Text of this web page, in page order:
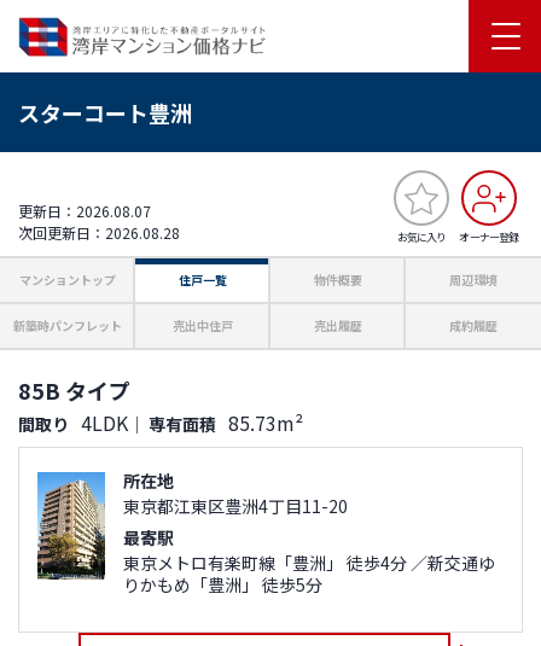
スターコート豊洲
お気に入り オーナー登録
更新日：2026.08.07
次回更新日：2026.08.28
マンショントップ 住戸一覧 物件概要 周辺環境
新築時パンフレット 売出中住戸 売出履歴 成約履歴
85B タイプ
間取り 4LDK ｜ 専有面積 85.73m²
所在地
東京都江東区豊洲4丁目11-20
最寄駅
東京メトロ有楽町線「豊洲」 徒歩4分 ／新交通ゆ
りかもめ「豊洲」 徒歩5分